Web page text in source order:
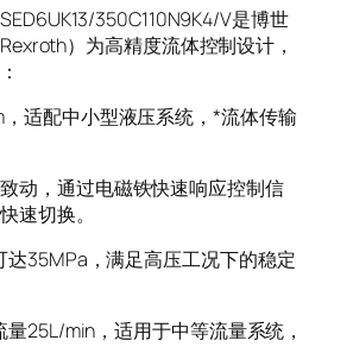
350C110N9K4/V是博世
）为高精度流体控制设计，
适配中小型液压系统，*流体传输
动，通过电磁铁快速响应控制信
速切换。
达35MPa，满足高压工况下的稳定
25L/min，适用于中等流量系统，